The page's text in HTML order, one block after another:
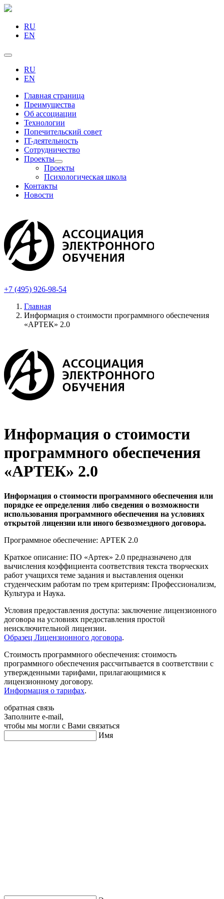
RU
EN
RU
EN
Главная страница
Преимущества
Об ассоциации
Технологии
Попечительский совет
IT-деятельность
Сотрудничество
Проекты
Проекты
Психологическая школа
Контакты
Новости
+7 (495) 926-98-54
Главная
Информация о стоимости программного обеспечения
«АРТЕК» 2.0
Информация о стоимости
программного обеспечения
«АРТЕК» 2.0
Информация о стоимости программного обеспечения или
порядке ее определения либо сведения о возможности
использования программного обеспечения на условиях
открытой лицензии или иного безвозмездного договора.
Программное обеспечение: АРТЕК 2.0
Краткое описание: ПО «Артек» 2.0 предназначено для
вычисления коэффициента соответствия текста творческих
работ учащихся теме задания и выставления оценки
студенческим работам по трем критериям: Профессионализм,
Культура и Наука.
Условия предоставления доступа: заключение лицензионного
договора на условиях предоставления простой
неисключительной лицензии.
Образец Лицензионного договора.
Стоимость программного обеспечения: стоимость
программного обеспечения рассчитывается в соответствии с
утвержденными тарифами, прилагающимися к
лицензионному договору.
Информация о тарифах.
обратная связь
Заполните e-mail,
чтобы мы могли с Вами связаться
Имя